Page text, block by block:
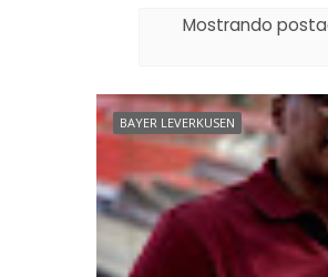
Mostrando
BAYER LEVERKUSEN